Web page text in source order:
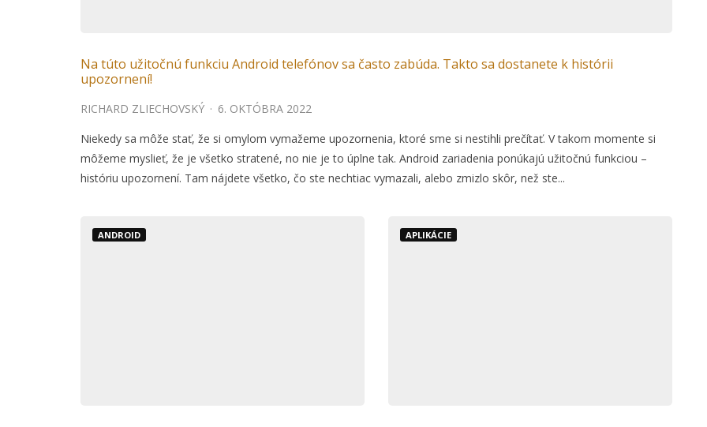
Na túto užitočnú funkciu Android telefónov sa často zabúda. Takto sa dostanete k histórii
upozornení!
RICHARD ZLIECHOVSKÝ · 6. OKTÓBRA 2022
Niekedy sa môže stať, že si omylom vymažeme upozornenia, ktoré sme si nestihli prečítať. V takom momente si
môžeme myslieť, že je všetko stratené, no nie je to úplne tak. Android zariadenia ponúkajú užitočnú funkciou –
históriu upozornení. Tam nájdete všetko, čo ste nechtiac vymazali, alebo zmizlo skôr, než ste...
ANDROID APLIKÁCIE